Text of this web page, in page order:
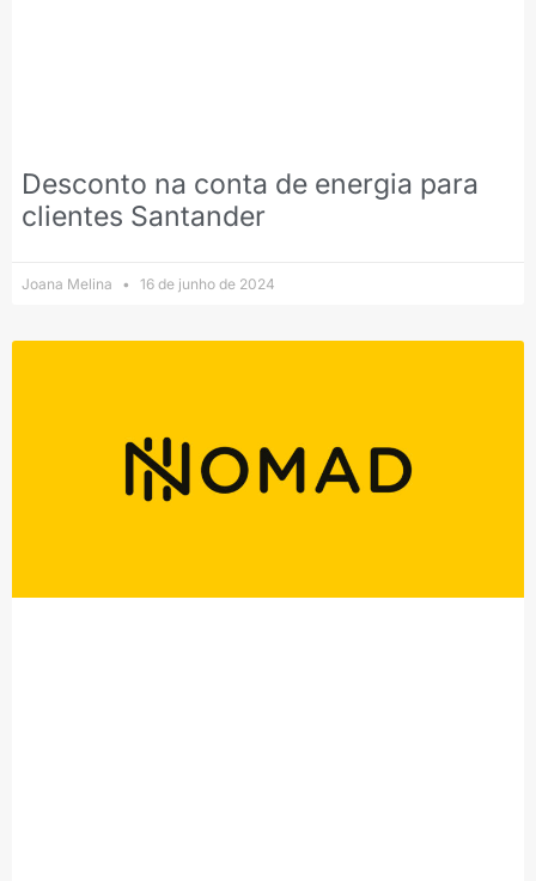
Desconto na conta de energia para
clientes Santander
Joana Melina 16 de junho de 2024